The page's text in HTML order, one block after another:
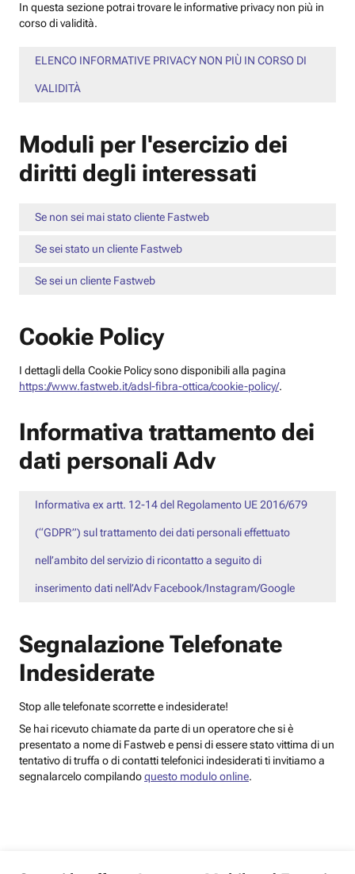
In questa sezione potrai trovare le informative privacy non più in
corso di validità.
ELENCO INFORMATIVE PRIVACY NON PIÙ IN CORSO DI
VALIDITÀ
Moduli per l'esercizio dei
diritti degli interessati
Se non sei mai stato cliente Fastweb
Se sei stato un cliente Fastweb
Se sei un cliente Fastweb
Cookie Policy
I dettagli della Cookie Policy sono disponibili alla pagina
https://www.fastweb.it/adsl-fibra-ottica/cookie-policy/.
Informativa trattamento dei
dati personali Adv
Informativa ex artt. 12-14 del Regolamento UE 2016/679
(“GDPR”) sul trattamento dei dati personali effettuato
nell’ambito del servizio di ricontatto a seguito di
inserimento dati nell’Adv Facebook/Instagram/Google
Segnalazione Telefonate
Indesiderate
Stop alle telefonate scorrette e indesiderate!
Se hai ricevuto chiamate da parte di un operatore che si è
presentato a nome di Fastweb e pensi di essere stato vittima di un
tentativo di truffa o di contatti telefonici indesiderati ti invitiamo a
segnalarcelo compilandoquesto modulo online.